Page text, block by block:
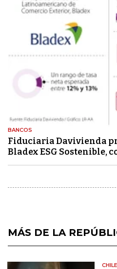
BANCOS
Fiduciaria Davivienda
Bladex ESG Sostenible,
MÁS DE LA
CHILE